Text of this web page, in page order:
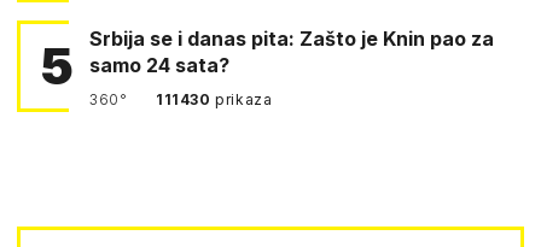
5
Srbija se i danas pita: Zašto je Knin pao za
samo 24 sata?
360° 111430prikaza